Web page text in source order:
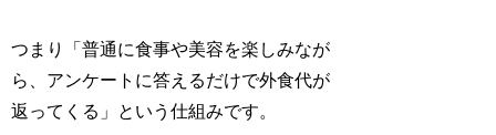
つまり「普通に食事や美容を楽しみなが
ら、アンケートに答えるだけで外食代が
返ってくる」という仕組みです。